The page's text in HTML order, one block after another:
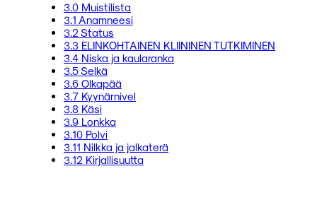
3.0 Muistilista
3.1 Anamneesi
3.2 Status
3.3 ELINKOHTAINEN KLIININEN TUTKIMINEN
3.4 Niska ja kaularanka
3.5 Selkä
3.6 Olkapää
3.7 Kyynärnivel
3.8 Käsi
3.9 Lonkka
3.10 Polvi
3.11 Nilkka ja jalkaterä
3.12 Kirjallisuutta